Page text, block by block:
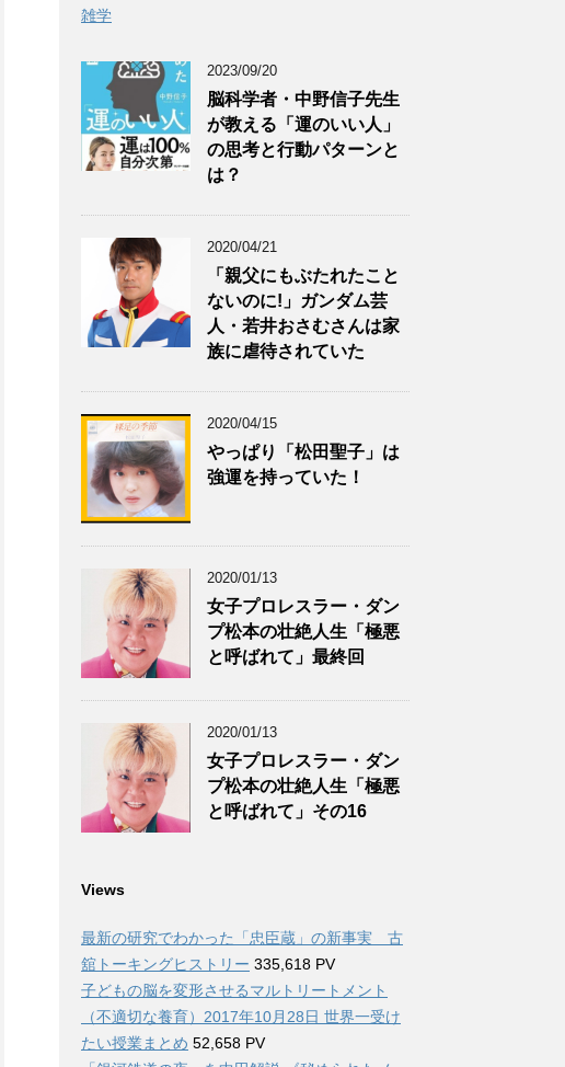
雑学
2023/09/20
脳科学者・中野信子先生
が教える「運のいい人」
の思考と行動パターンと
は？
2020/04/21
「親父にもぶたれたこと
ないのに!」ガンダム芸
人・若井おさむさんは家
族に虐待されていた
2020/04/15
やっぱり「松田聖子」は
強運を持っていた！
2020/01/13
女子プロレスラー・ダン
プ松本の壮絶人生「極悪
と呼ばれて」最終回
2020/01/13
女子プロレスラー・ダン
プ松本の壮絶人生「極悪
と呼ばれて」その16
Views
最新の研究でわかった「忠臣蔵」の新事実 古
舘トーキングヒストリー 335,618 PV
子どもの脳を変形させるマルトリートメント
（不適切な養育）2017年10月28日 世界一受け
たい授業まとめ 52,658 PV